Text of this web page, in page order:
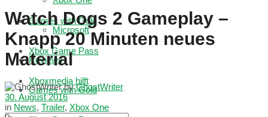
Games with Gold
Xbox Game Pass
Xboxmedia hilft
Microsoft
Reviews
Games with Gold
Watch Dogs 2 Gameplay –
Knapp 20 Minuten neues
Material
by GhostWriter
30. August 2016
in News, Trailer, Xbox One